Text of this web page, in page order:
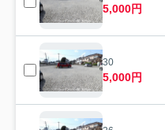
5,000円
30
5,000円